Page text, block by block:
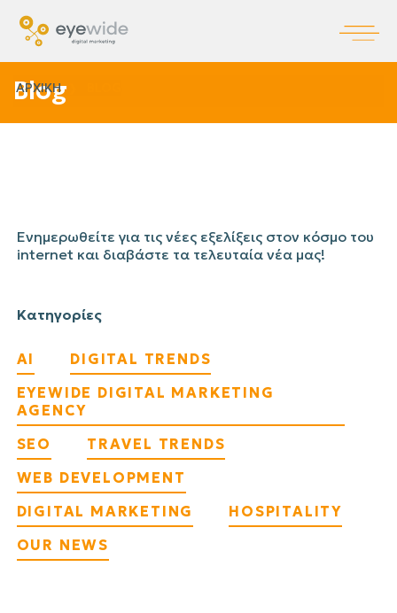
ΑΡΧΙΚΗ
Blog
Ενημερωθείτε για τις νέες εξελίξεις στον κόσμο του
internet και διαβάστε τα τελευταία νέα μας!
Κατηγορίες
AI
DIGITAL TRENDS
EYEWIDE DIGITAL MARKETING
AGENCY
SEO
TRAVEL TRENDS
WEB DEVELOPMENT
DIGITAL MARKETING
HOSPITALITY
OUR NEWS